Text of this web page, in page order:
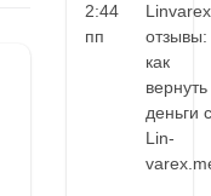
2:44
пп
Linvarex
отзывы:
как
вернуть
деньги с
Lin-